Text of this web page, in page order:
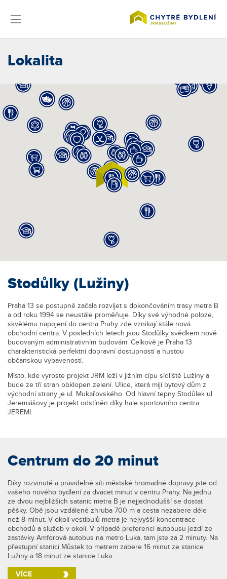
Lokalita
Stodůlky (Lužiny)
Praha 13 se postupně začala rozvíjet s dokončováním trasy metra B
a od roku 1994 se neustále proměňuje. Díky své výhodné poloze,
skvělému napojení do centra Prahy zde vznikají stále nová
obchodní centra. V posledních letech jsou Stodůlky svědkem nově
budovaným administrativním budovám. Celkově je Praha 13
charakteristická perfektní dopravní dostupností a hustou
občanskou vybaveností.
Místo, kde vyroste projekt JRM leží v jižním cípu sídliště Lužiny a
bude ze tří stran obklopen zelení. Ulice, která míjí bytový dům z
východní strany je ul. Mukařovského. Od hlavní tepny Stodůlek ul.
Jeremiášovy je projekt odstíněn díky hale sportovního centra
JEREMI.
Centrum do 20 minut
Díky rozvinuté a pravidelné síti městské hromadné dopravy jste od
vašeho nového bydlení za dvacet minut v centru Prahy. Na jednu
ze dvou nejbližších satanic metra B je nejjednodušší se dostat
pěšky. Obě jsou vzdálené zhruba 700 m a cesta nezabere déle
než 8 minut. V okolí vestibulů metra je nejvyšší koncentrace
obchodů a služeb v okolí. V případě preferencí autobusu jezdí ze
zastávky Amforová autobus na metro Luka, tam jste za 2 minuty. Na
přestupní stanici Můstek to metrem zabere 16 minut ze stanice
Lužiny a 18 minut ze stanice Luka.
VÍCE